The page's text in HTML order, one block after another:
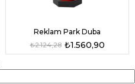
Reklam Park Duba
₺1.560,90
₺2.124,28